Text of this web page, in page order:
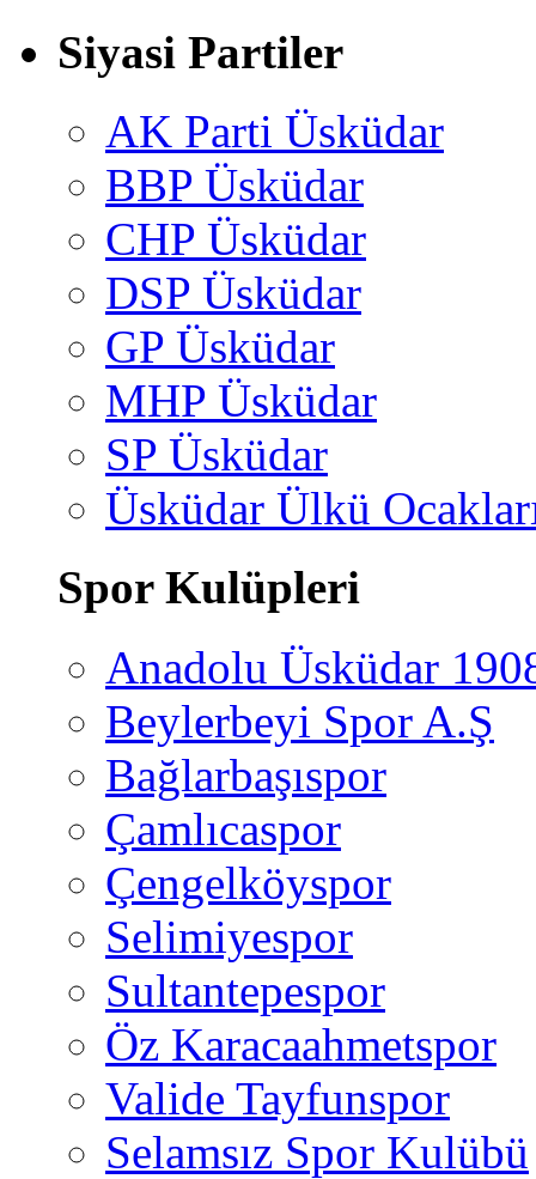
Siyasi Partiler
AK Parti Üsküdar
BBP Üsküdar
CHP Üsküdar
DSP Üsküdar
GP Üsküdar
MHP Üsküdar
SP Üsküdar
Üsküdar Ülkü
Spor Kulüpleri
Anadolu Üsküdar
Beylerbeyi Spor A.Ş
Bağlarbaşıspor
Çamlıcaspor
Çengelköyspor
Selimiyespor
Sultantepespor
Öz Karacaahmetspor
Valide Tayfunspor
Selamsız Spor Kulübü